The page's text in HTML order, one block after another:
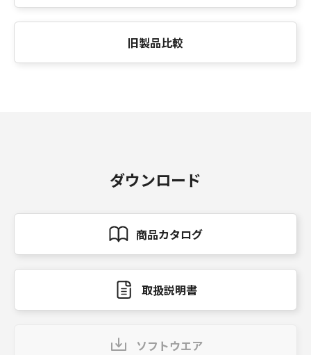
旧製品比較
ダウンロード
商品カタログ
取扱説明書
ソフトウエア